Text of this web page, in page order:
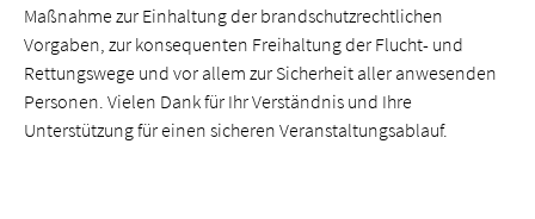
Maßnahme zur Einhaltung der brandschutzrechtlichen
Vorgaben, zur konsequenten Freihaltung der Flucht- und
Rettungswege und vor allem zur Sicherheit aller anwesenden
Personen. Vielen Dank für Ihr Verständnis und Ihre
Unterstützung für einen sicheren Veranstaltungsablauf.